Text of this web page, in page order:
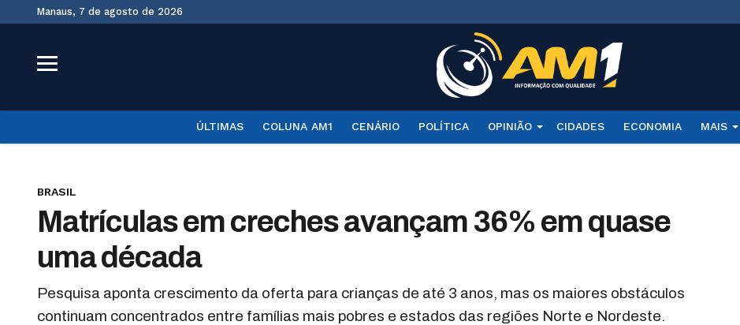
Manaus, 7 de agosto de 2026
ÚLTIMAS COLUNA AM1 CENÁRIO POLÍTICA OPINIÃO CIDADES ECONOMIA MAIS
BRASIL
Matrículas em creches avançam 36% em quase
uma década
Pesquisa aponta crescimento da oferta para crianças de até 3 anos, mas os maiores obstáculos
continuam concentrados entre famílias mais pobres e estados das regiões Norte e Nordeste.